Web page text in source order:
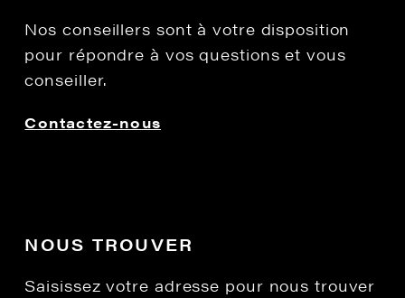
Nos conseillers sont à votre disposition
pour répondre à vos questions et vous
conseiller.
Contactez-nous
NOUS TROUVER
Saisissez votre adresse pour nous trouver